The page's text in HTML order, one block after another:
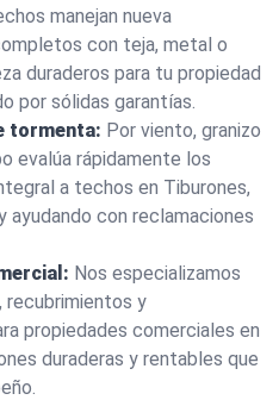
manejan nueva
con teja, metal o
duraderos para tu propiedad
por sólidas garantías.
tormenta: Por viento, granizo
evalúa rápidamente los
a techos en Tiburones,
ayudando con reclamaciones
Nos especializamos
recubrimientos y
propiedades comerciales en
duraderas y rentables que